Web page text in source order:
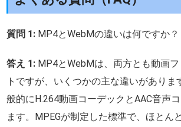
質問 1: MP4とWebMの違いは何ですか？
答え 1: MP4とWebMは、両方とも動画
トですが、いくつかの主な違いがありま
般的にH.264動画コーデックとAAC音声
ます。MPEGが制定した標準で、ほとん